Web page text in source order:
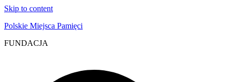
Skip to content
Polskie Miejsca Pamięci
FUNDACJA